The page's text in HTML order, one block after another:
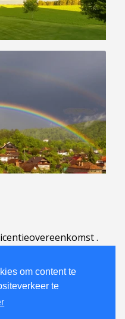
om content te
te
.
| Português
|